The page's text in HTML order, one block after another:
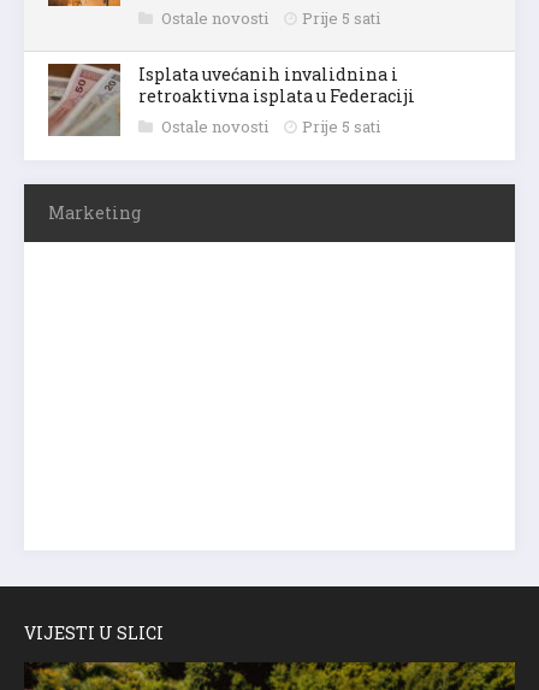
Ostale novosti Prije 5 sati
Isplata uvećanih invalidnina i
retroaktivna isplata u Federaciji
Ostale novosti Prije 5 sati
Marketing
VIJESTI U SLICI